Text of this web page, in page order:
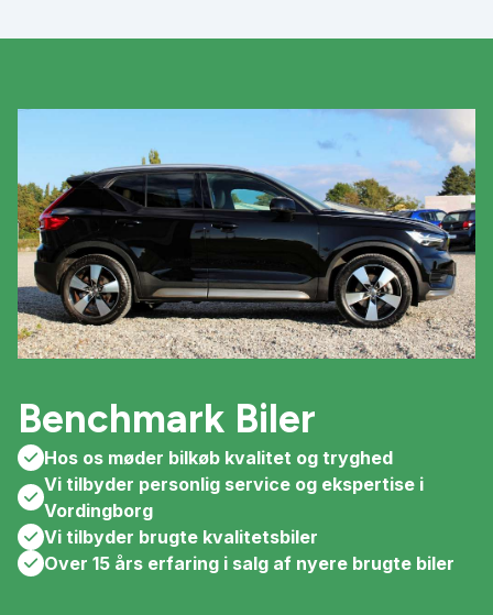
Benchmark Biler
Hos os møder bilkøb kvalitet og tryghed
Vi tilbyder personlig service og ekspertise i
Vordingborg
Vi tilbyder brugte kvalitetsbiler
Over 15 års erfaring i salg af nyere brugte biler